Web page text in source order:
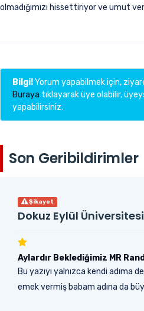
olmadığımızı hissettiriyor ve umut
Bilgi!Yorum yapabilmek için,
Buraya tıklayarak üye olabilir,
yapabilirsiniz.
Son Geribildirimler
Şikayet
Dokuz Eylül
Aylardır Beklediğimiz MR
Bu yazıyı yalnızca kendi adıma
emek vermiş babam adına da